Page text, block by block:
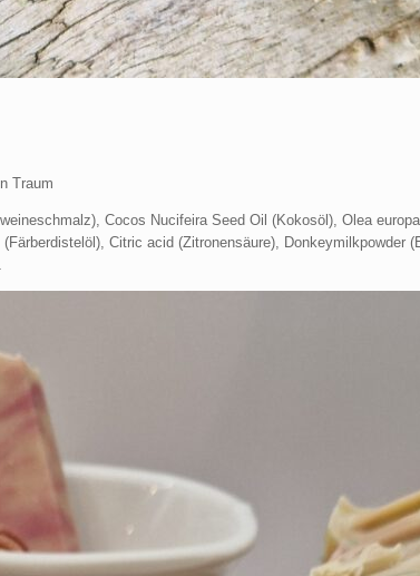
Traum
Cocos Nucifeira Seed Oil (Kokosöl), Olea
Citric acid (Zitronensäure),